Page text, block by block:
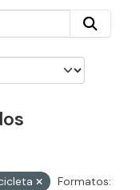
Formatos: